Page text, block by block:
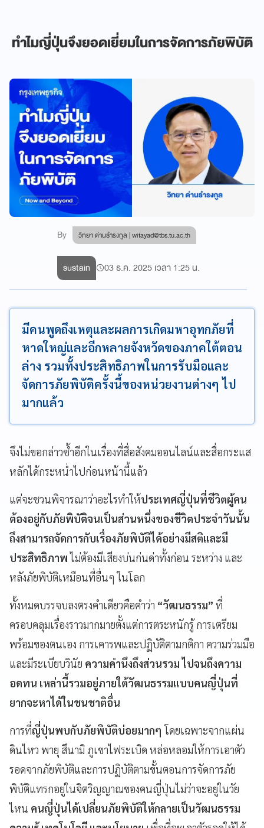
ทำไมญี่ปุ่นจึงยอดเยี่ยมในการจัดการภัยพิบัติ
By วิทยา ด่านธำรงกูล |witayad@tbs.tu.ac.th
sustain 03 ธ.ค. 2025 เวลา 1:25 น.
มีคนพูดถึงเหตุและผลการเกิดมหาอุทกภัยที่
หาดใหญ่และอีกหลายจังหวัดของภาคใต้ตอน
ล่าง รวมทั้งประสิทธิภาพในการรับมือและ
จัดการภัยพิบัติครั้งนี้ของหน่วยงานต่างๆ ไป
มากแล้ว
จึงไม่ขอกล่าวซ้ำอีกในเรื่องที่สื่อสังคมออนไลน์และสื่อกระแส
หลักได้กระหน่ำไปก่อนหน้านี้แล้ว
แต่จะชวนพิจารณาว่าอะไรทำให้ประเทศญี่ปุ่นที่ชีวิตผู้คน
ต้องอยู่กับภัยพิบัติจนเป็นส่วนหนึ่งของชีวิตประจำวันนั้น
ถึงสามารถจัดการกับเรื่องภัยพิบัติได้อย่างมีสติและมี
ประสิทธิภาพไม่ต้องมีเสียงบ่นก่นด่าทั้งก่อน ระหว่าง และ
หลังภัยพิบัติเหมือนที่อื่นๆ ในโลก
ทั้งหมดบรรจบลงตรงคำเดียวคือคำว่า “วัฒนธรรม” ที่
ครอบคลุมเรื่องราวมากมายตั้งแต่การตระหนักรู้ การเตรียม
พร้อมของตนเอง การเคารพและปฏิบัติตามกติกา ความร่วมมือ
และมีระเบียบวินัย ความคำนึงถึงส่วนรวม ไปจนถึงความ
อดทน เหล่านี้รวมอยู่ภายใต้วัฒนธรรมแบบคนญี่ปุ่นที่
ยากจะหาได้ในชนชาติอื่น
การที่ญี่ปุ่นพบกับภัยพิบัติบ่อยมากๆ โดยเฉพาะจากแผ่น
ดินไหว พายุ สึนามิ ภูเขาไฟระเบิด หล่อหลอมให้การเอาตัว
รอดจากภัยพิบัติและการปฏิบัติตามขั้นตอนการจัดการภัย
พิบัติแทรกอยู่ในจิตวิญญาณของคนญี่ปุ่นไม่ว่าจะอยู่ในวัย
ไหน คนญี่ปุ่นได้เปลี่ยนภัยพิบัติให้กลายเป็นวัฒนธรรม